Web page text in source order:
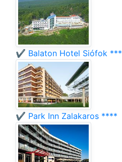
✔️ Balaton Hotel Siófok ***
✔️ Park Inn Zalakaros ****